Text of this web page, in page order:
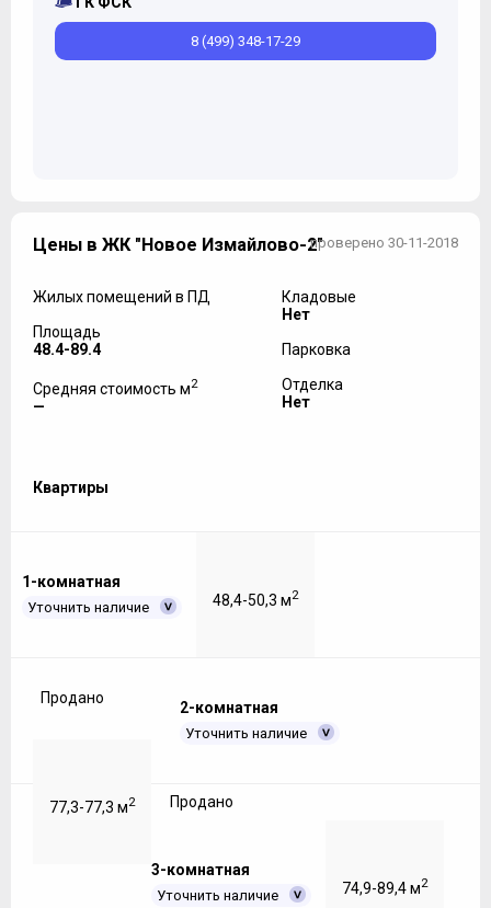
8 (499) 348-17-29
проверено 30-11-2018
Цены в ЖК "Новое Измайлово-2"
Жилых помещений в ПД
Площадь
48.4-89.4
Средняя стоимость м2
—
Кладовые
Нет
Парковка
Отделка
Нет
Квартиры
1-комнатная
Уточнить наличие 48,4-50,3 м2
Продано
2-комнатная
Уточнить наличие
77,3-77,3 м2 Продано
3-комнатная
Уточнить наличие 74,9-89,4 м2